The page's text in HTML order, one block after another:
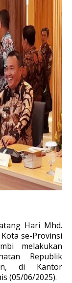
Hari Mhd.
se-Provinsi
melakukan
Republik
di Kantor
(05/06/2025).